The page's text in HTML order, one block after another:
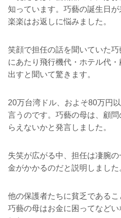
知っています。巧藝の誕生日が
楽楽はお返しに悩みました。
笑顔で担任の話を聞いていた
にあたり飛行機代・ホテル代
出すと聞いて驚きます。
20万台湾ドル、およそ80万円
言うのです。巧藝の母は、顧
らえないかと発言しました。
失笑が広がる中、担任は凄腕
金がかかるのだと説明しました
他の保護者たちに貧乏であるこ
巧藝の母はお金に困ってなど